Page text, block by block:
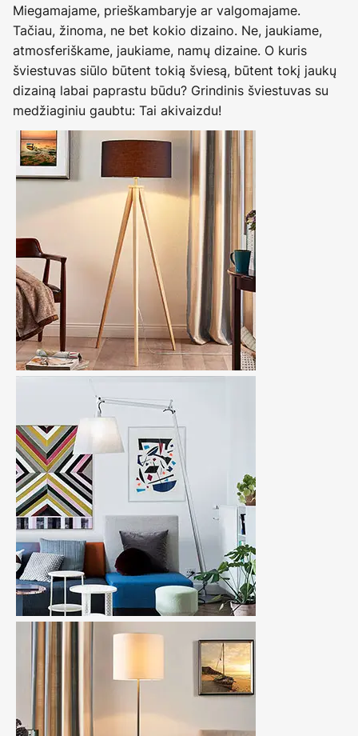
Miegamajame, prieškambaryje ar valgomajame.
Tačiau, žinoma, ne bet kokio dizaino. Ne, jaukiame,
atmosferiškame, jaukiame, namų dizaine. O kuris
šviestuvas siūlo būtent tokią šviesą, būtent tokį jaukų
dizainą labai paprastu būdu? Grindinis šviestuvas su
medžiaginiu gaubtu: Tai akivaizdu!